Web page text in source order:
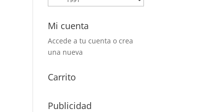
Mi cuenta
Accede a tu cuenta o crea
una nueva
Carrito
Publicidad